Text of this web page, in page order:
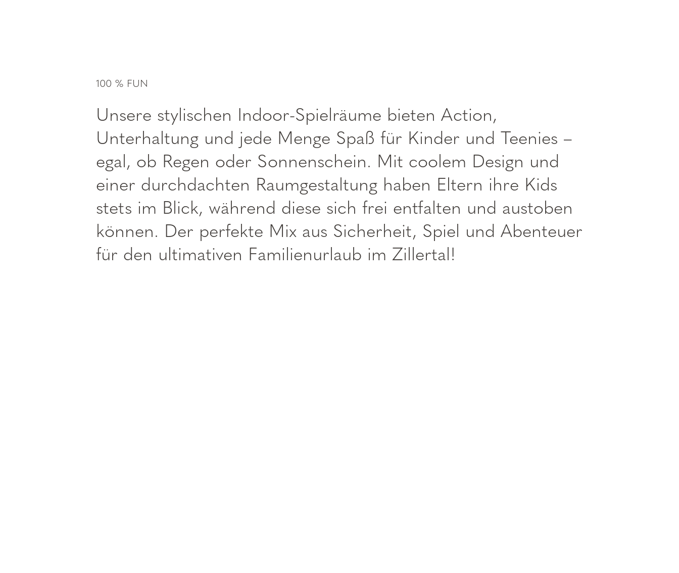
100 % FUN
Unsere stylischen Indoor-Spielräume bieten Action,
Unterhaltung und jede Menge Spaß für Kinder und Teenies –
egal, ob Regen oder Sonnenschein. Mit coolem Design und
einer durchdachten Raumgestaltung haben Eltern ihre Kids
stets im Blick, während diese sich frei entfalten und austoben
können. Der perfekte Mix aus Sicherheit, Spiel und Abenteuer
für den ultimativen Familienurlaub im Zillertal!